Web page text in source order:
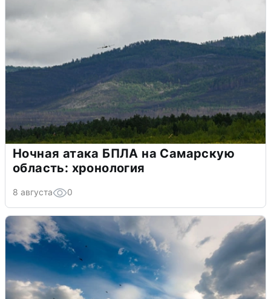
Ночная атака БПЛА на Самарскую
область: хронология
8 августа 0